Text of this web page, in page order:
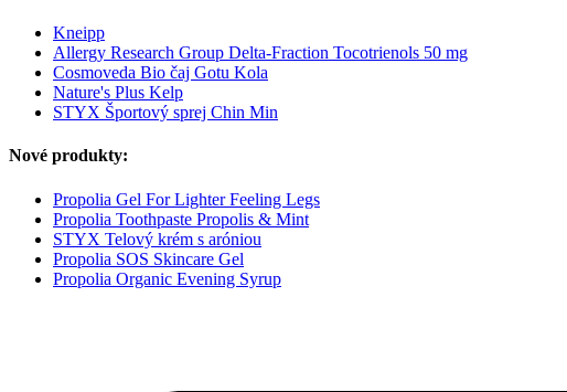
Kneipp
Allergy Research Group Delta-Fraction Tocotrienols 50 mg
Cosmoveda Bio čaj Gotu Kola
Nature's Plus Kelp
STYX Športový sprej Chin Min
Nové produkty:
Propolia Gel For Lighter Feeling Legs
Propolia Toothpaste Propolis & Mint
STYX Telový krém s aróniou
Propolia SOS Skincare Gel
Propolia Organic Evening Syrup